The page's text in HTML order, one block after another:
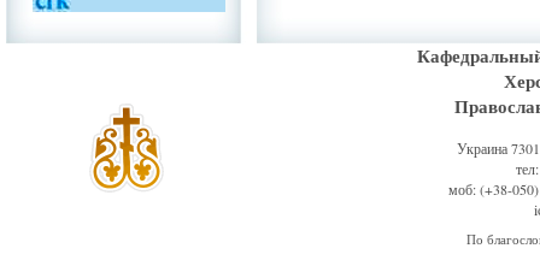
Украина
моб: (+38-
По